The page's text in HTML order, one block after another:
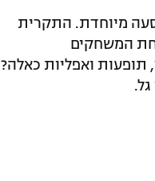
מיוחדת. התקרית
המשחקים
תופעות ואפליות כאלה?